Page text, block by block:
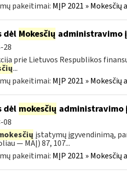
pakeitimai: MĮP 2021 »
dėl Mokesčių administravimo
28
prie Lietuvos Respublikos
...
pakeitimai: MĮP 2021 »
dėl mokesčių administravimo
08
įstatymų įgyvendinimą,
— MAĮ) 87, 107...
pakeitimai: MĮP 2021 »